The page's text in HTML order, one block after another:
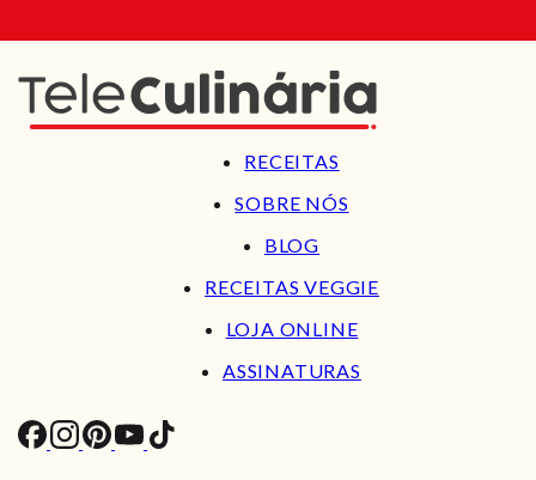
RECEITAS
SOBRE NÓS
BLOG
RECEITAS VEGGIE
LOJA ONLINE
ASSINATURAS